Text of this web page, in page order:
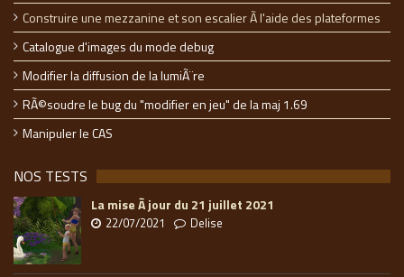
Construire une mezzanine et son escalier Ã l'aide des plateformes
Catalogue d'images du mode debug
Modifier la diffusion de la lumiÃ¨re
RÃ©soudre le bug du "modifier en jeu" de la maj 1.69
Manipuler le CAS
NOS TESTS
La mise Ã jour du 21 juillet 2021
22/07/2021 Delise